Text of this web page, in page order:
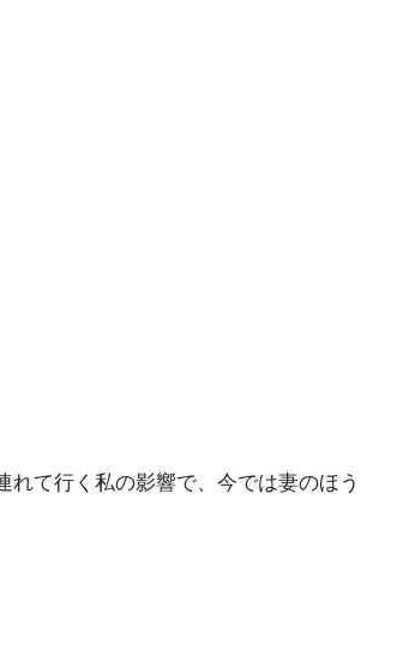
て行く私の影響で、今では妻のほう